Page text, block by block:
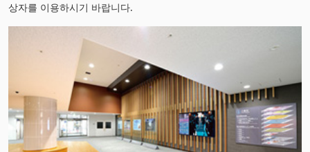
상자를 이용하시기 바랍니다.